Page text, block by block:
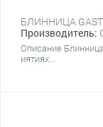
БЛИННИЦА
Производитель:
Описание
иятиях...